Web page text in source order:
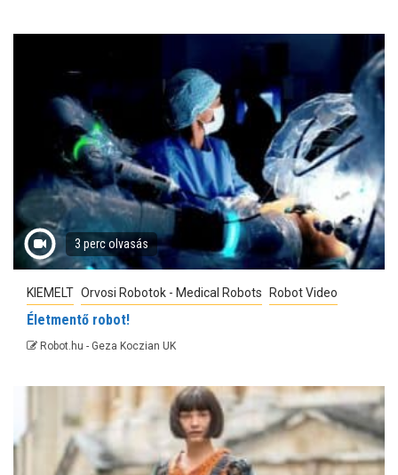
3 perc olvasás
KIEMELT Orvosi Robotok - Medical Robots Robot Video
Életmentő robot!
Robot.hu - Geza Koczian UK